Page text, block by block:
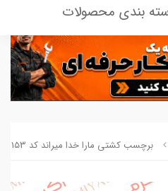
بندی محصولات
برچسب کشتی مارا خدا میراند کد 153